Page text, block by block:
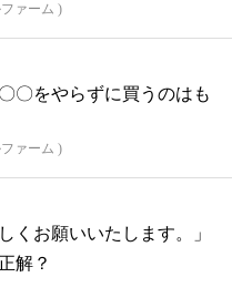
ァーム )
〇をやらずに買うのはも
ァーム )
くお願いいたします。」
解？